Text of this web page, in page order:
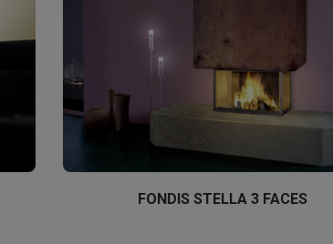
FONDIS STELLA 3 FACES